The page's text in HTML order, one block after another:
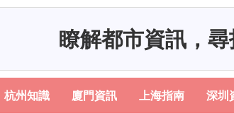
瞭解都市資訊，
杭州知識 廈門資訊 上海指南 深圳